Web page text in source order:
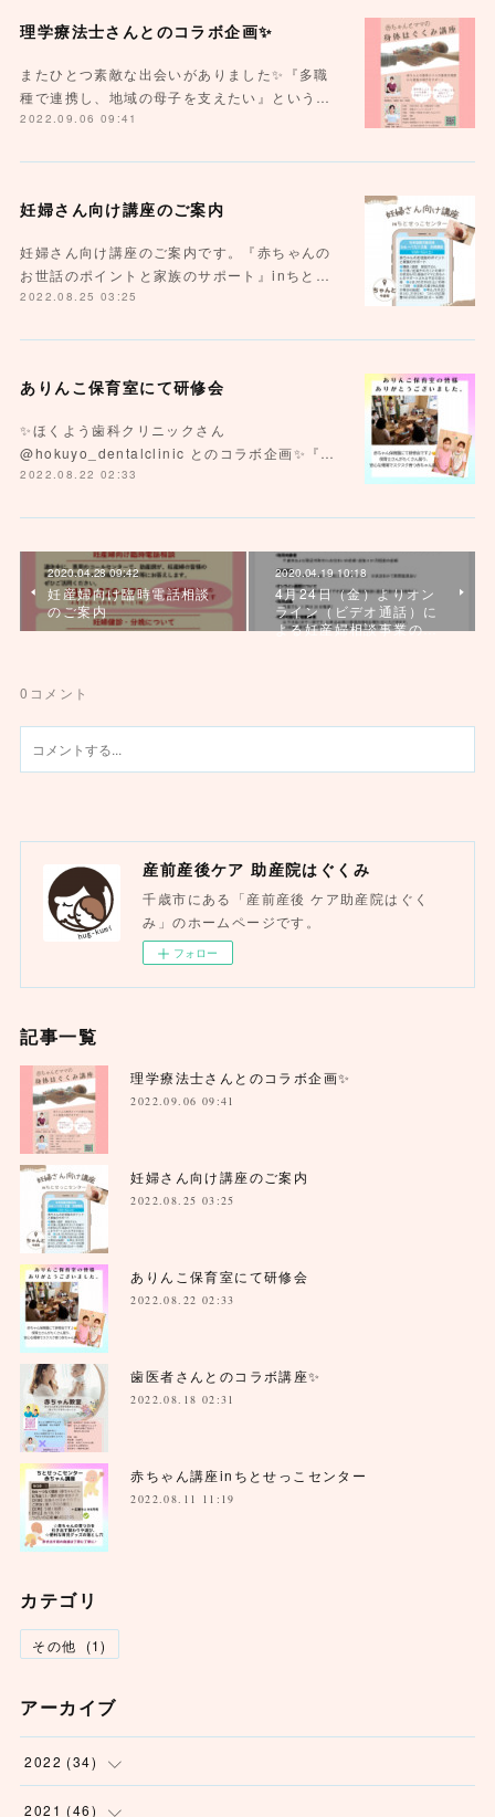
理学療法士さんとのコラボ企画✨
またひとつ素敵な出会いがありました✨『多職
種で連携し、地域の母子を支えたい』という…
2022.09.06 09:41
妊婦さん向け講座のご案内
妊婦さん向け講座のご案内です。『赤ちゃんの
お世話のポイントと家族のサポート』inちと…
2022.08.25 03:25
ありんこ保育室にて研修会
✨ほくよう歯科クリニックさん
@hokuyo_dentalclinic とのコラボ企画✨『…
2022.08.22 02:33
2020.04.28 09:42
妊産婦向け臨時電話相談
のご案内
2020.04.19 10:18
4月24日（金）よりオン
ライン（ビデオ通話）に
よる妊産婦相談事業の…
0 コメント
産前産後ケア 助産院はぐくみ
千歳市にある「産前産後 ケア助産院はぐく
み」のホームページです。
フォロー
記事一覧
理学療法士さんとのコラボ企画✨
2022.09.06 09:41
妊婦さん向け講座のご案内
2022.08.25 03:25
ありんこ保育室にて研修会
2022.08.22 02:33
歯医者さんとのコラボ講座✨
2022.08.18 02:31
赤ちゃん講座inちとせっこセンター
2022.08.11 11:19
カテゴリ
その他 (1)
アーカイブ
2022 (34)
(1)
2021 (46)